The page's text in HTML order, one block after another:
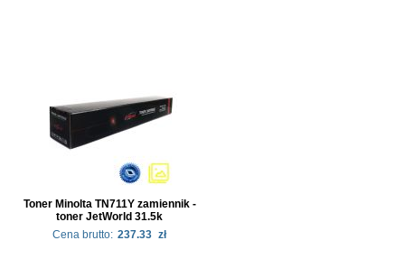
Toner Minolta TN711Y zamiennik -
toner JetWorld 31.5k
Cena brutto: 237.33 zł